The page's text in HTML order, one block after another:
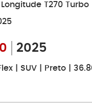
Longitude T270 Turbo
2025
| SUV | Preto |